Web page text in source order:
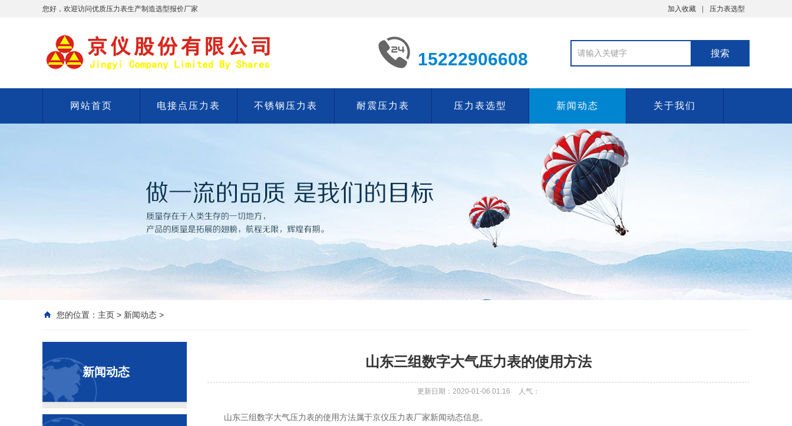
您好，欢迎访问优质压力表生产制造选型报价厂家 加入收藏 压力表选型
15222906608
网站首页 电接点压力表 不锈钢压力表 耐震压力表 压力表选型 新闻动态 关于我们
您的位置： 主页 > 新闻动态 >
新闻动态
山东三组数字大气压力表的使用方法
更新日期：2020-01-06 01:16 人气：
山东三组数字大气压力表的使用方法属于京仪压力表厂家新闻动态信息。